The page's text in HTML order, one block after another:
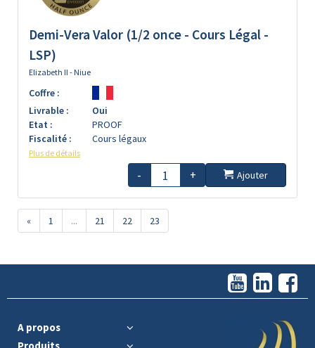
Demi-Vera Valor (1/2 once - Cours Légal -
LSP)
Elizabeth II - Niue
Coffre :
Livrable :
Oui
Etat :
PROOF
Fiscalité :
Cours légaux
Plus de détails
- + Ajouter
« 1 ... 21 22 23
A propos
Produits